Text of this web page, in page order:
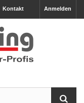
Anmelden
Kontakt